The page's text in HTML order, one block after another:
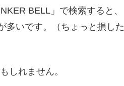
BELL」で検索すると、
多いです。（ちょっと損した
しれません。